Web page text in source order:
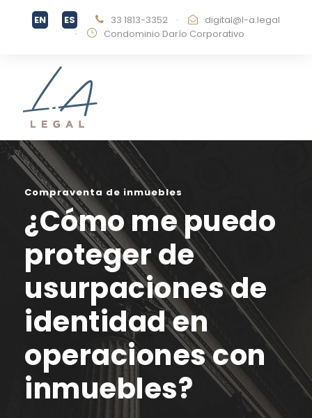
33 1813-3352 ·
digital@l-a.legal
·
Condominio Darío Corporativo
Compraventa de inmuebles
¿Cómo me puedo
proteger de
usurpaciones de
identidad en
operaciones con
inmuebles?